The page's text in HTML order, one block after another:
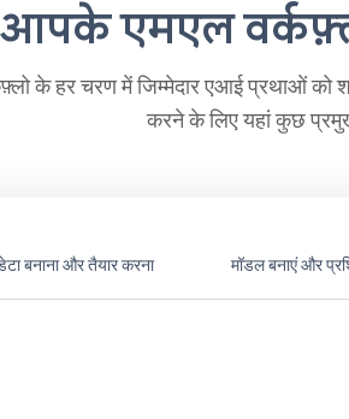
आपके एमएल
के हर चरण में जिम्मेदार एआई प्रथाओं को
करने के लिए यहां कुछ
बनाना और तैयार करना मॉडल बनाएं और